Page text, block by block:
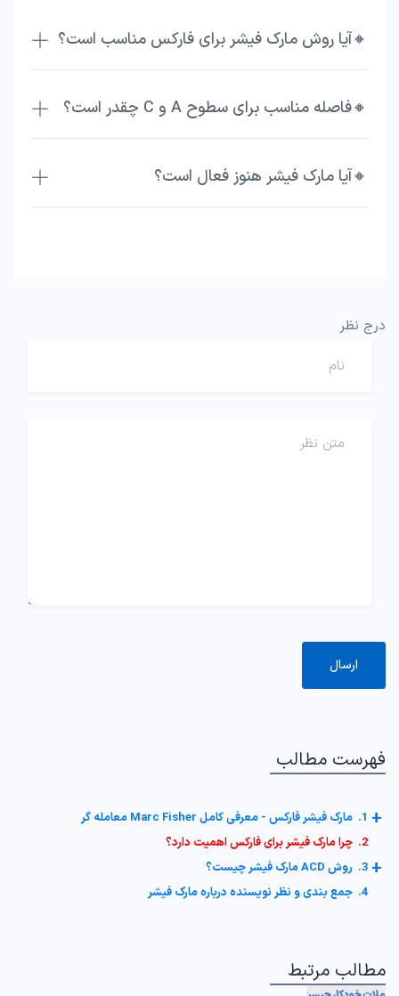
🔸آیا روش مارک فیشر برای فارکس مناسب است؟
🔸فاصله مناسب برای سطوح A و C چقدر است؟
🔸آیا مارک فیشر هنوز فعال است؟
درج نظر
فهرست مطالب
1. مارک فیشر فارکس - معرفی کامل Marc Fisher معامله گر +
2. چرا مارک فیشر برای فارکس اهمیت دارد؟
3. روش ACD مارک فیشر چیست؟ +
4. جمع بندی و نظر نویسنده درباره مارک فیشر
مطالب مرتبط